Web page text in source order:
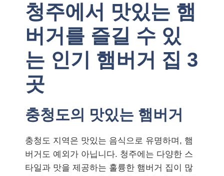
청주에서 맛있는 햄
버거를 즐길 수 있
는 인기 햄버거 집 3
곳
충청도의 맛있는 햄버거
충청도 지역은 맛있는 음식으로 유명하며, 햄
버거도 예외가 아닙니다. 청주에는 다양한 스
타일과 맛을 제공하는 훌륭한 햄버거 집이 많